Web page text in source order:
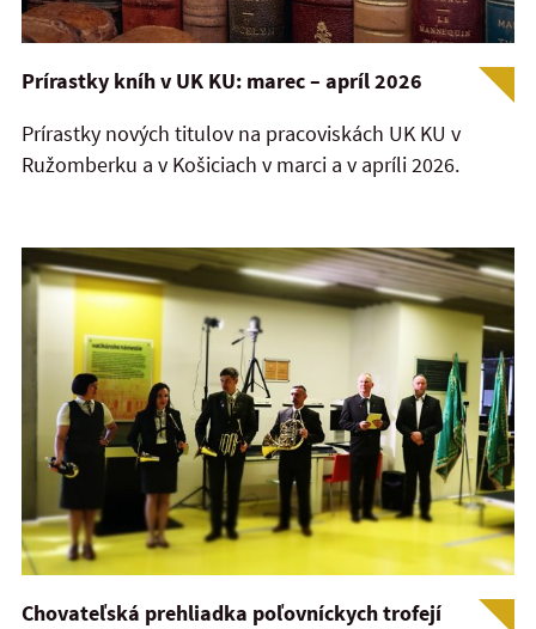
Prírastky kníh v UK KU: marec – apríl 2026
Prírastky nových titulov na pracoviskách UK KU v
Ružomberku a v Košiciach v marci a v apríli 2026.
Chovateľská prehliadka poľovníckych trofejí